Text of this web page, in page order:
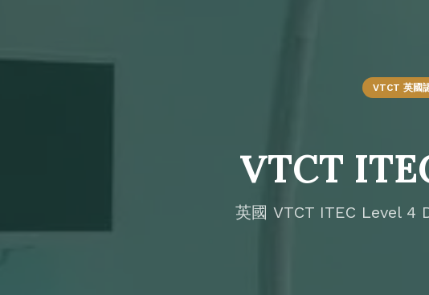
VTCT 英國
VTCT
英國 VTCT ITEC Level